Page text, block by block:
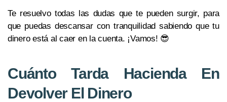
Te resuelvo todas las dudas que te pueden surgir, para
que puedas descansar con tranquilidad sabiendo que tu
dinero está al caer en la cuenta. ¡Vamos! 😎
Cuánto Tarda Hacienda En
Devolver El Dinero